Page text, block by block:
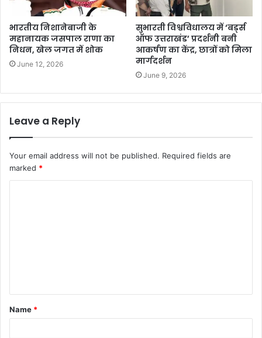
भारतीय निशानेबाजी के
महानायक जसपाल राणा का
निधन, खेल जगत में शोक
June 12, 2026
सुभारती विश्वविधालय में ‘बर्ड्स
ऑफ उत्तराखंड’ प्रदर्शनी बनी
आकर्षण का केंद्र, छात्रों को मिला
मार्गदर्शन
June 9, 2026
Leave a Reply
Your email address will not be published. Required fields are
marked *
t
*
Name *